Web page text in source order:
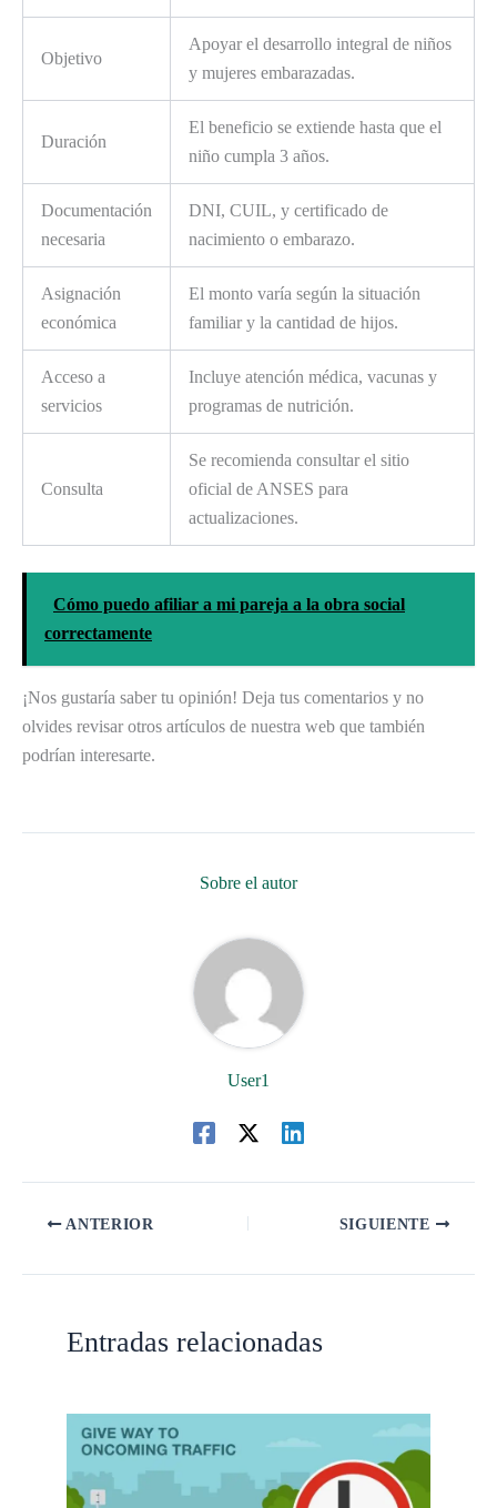
Objetivo
Apoyar el desarrollo integral de niños
y mujeres embarazadas.
Duración
El beneficio se extiende hasta que el
niño cumpla 3 años.
Documentación
necesaria
DNI, CUIL, y certificado de
nacimiento o embarazo.
Asignación
económica
El monto varía según la situación
familiar y la cantidad de hijos.
Acceso a
servicios
Incluye atención médica, vacunas y
programas de nutrición.
Consulta
Se recomienda consultar el sitio
oficial de ANSES para
actualizaciones.
Cómo puedo afiliar a mi pareja a la obra social
correctamente
¡Nos gustaría saber tu opinión! Deja tus comentarios y no
olvides revisar otros artículos de nuestra web que también
podrían interesarte.
Sobre el autor
User1
ANTERIOR SIGUIENTE
Entradas relacionadas